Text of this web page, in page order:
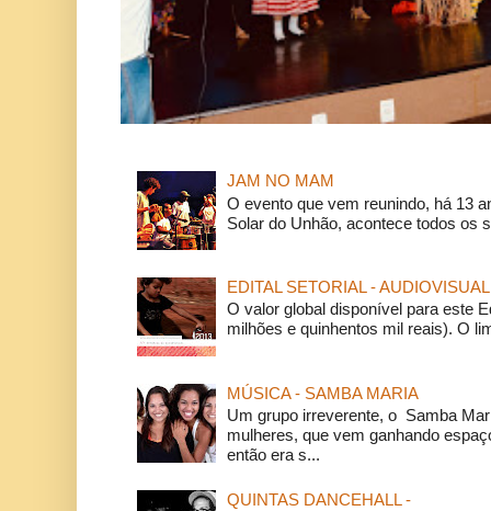
JAM NO MAM
O evento que vem reunindo, há 13
Solar do Unhão, acontece todos os
EDITAL SETORIAL - AUDIOVISUAL
O valor global disponível para este
milhões e quinhentos mil reais). O
MÚSICA - SAMBA MARIA
Um grupo irreverente, o Samba
mulheres, que vem ganhando
então era s...
QUINTAS DANCEHALL -